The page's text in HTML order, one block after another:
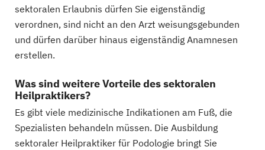
sektoralen Erlaubnis dürfen Sie eigenständig
verordnen, sind nicht an den Arzt weisungsgebunden
und dürfen darüber hinaus eigenständig Anamnesen
erstellen.
Was sind weitere Vorteile des sektoralen
Heilpraktikers?
Es gibt viele medizinische Indikationen am Fuß, die
Spezialisten behandeln müssen. Die Ausbildung
sektoraler Heilpraktiker für Podologie bringt Sie